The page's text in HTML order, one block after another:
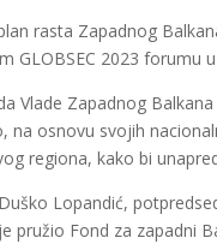
rasta Zapadnog
GLOBSEC 2023 forumu
Vlade Zapadnog
na osnovu svojih
regiona, kako bi
Lopandić,
pružio Fond za zapadni